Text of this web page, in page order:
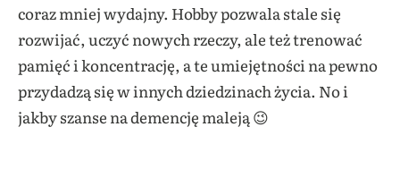
coraz mniej wydajny. Hobby pozwala stale się
rozwijać, uczyć nowych rzeczy, ale też trenować
pamięć i koncentrację, a te umiejętności na pewno
przydadzą się w innych dziedzinach życia. No i
jakby szanse na demencję maleją 😉